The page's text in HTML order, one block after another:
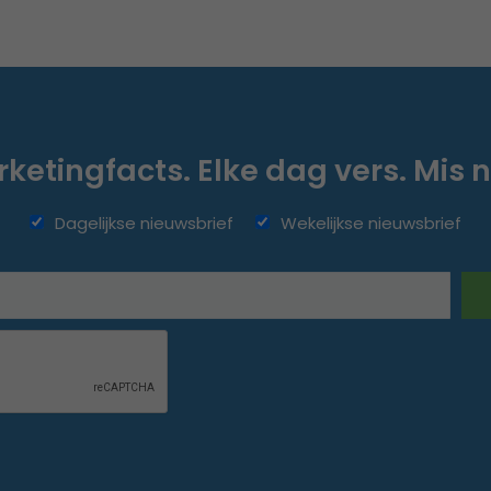
Elke dag vers. Mis
Dagelijkse nieuwsbrief Wekelijkse nieuwsbrief